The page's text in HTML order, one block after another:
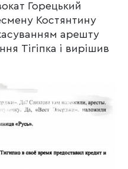
Горецький
Костянтину
арешту
Тігіпка і вирішив